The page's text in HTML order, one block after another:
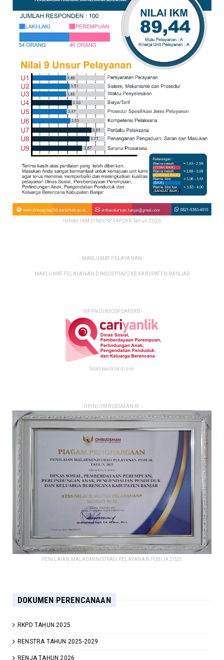
Indeks IKM DINSOSP3AP2KB Tahun 2026
- MAKLUMAT PELAYANAN -
MAKLUMAT PELAYANAN DINSOSP3AP2KB KABUPATEN BANJAR
- SIPPN DINSOSP3AP2KB -
Silahkan klik disini
- OPINI OMBUDSMAN RI: -
PENILAIAN MALADMINISTRASI PELAYANAN PUBLIK 2025
DOKUMEN PERENCANAAN
RKPD TAHUN 2025
RENSTRA TAHUN 2025-2029
RENJA TAHUN 2026